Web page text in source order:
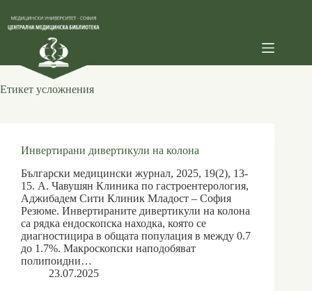
content
Етикет усложнения
Инвертирани дивертикули на колона
Български медицински журнал, 2025, 19(2), 13-
15. А. Чавушян Клиника по гастроентерология,
Аджибадем Сити Клиник Младост ‒ София
Резюме. Инвертираните дивертикули на колона
са рядка ендоскопска находка, която се
диагностицира в общата популация в между 0.7
до 1.7%. Макроскопски наподобяват
полипоидни…
23.07.2025